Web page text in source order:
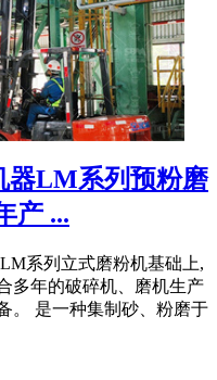
器LM系列预粉磨
产 ...
系列立式磨粉机基础上,
多年的破碎机、磨机生产
。 是一种集制砂、粉磨于